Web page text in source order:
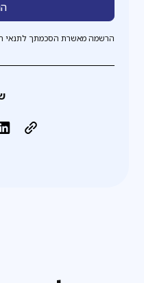
הרשמה מאשרת הסכמתך לתנאי